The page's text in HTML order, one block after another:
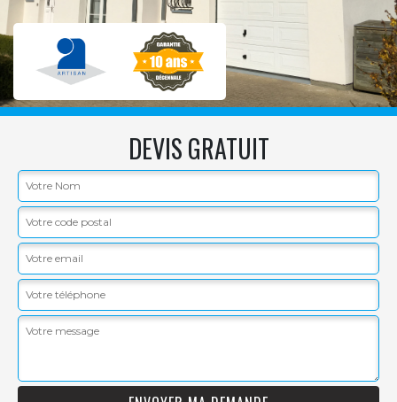
DEVIS GRATUIT